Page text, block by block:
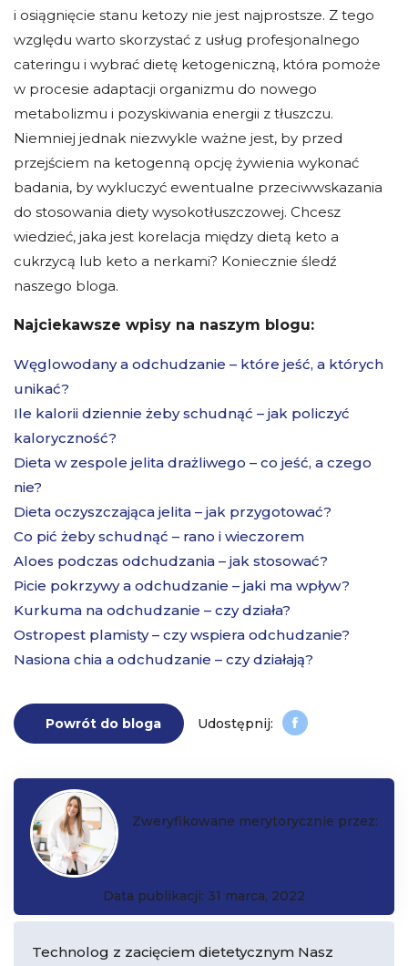
i osiągnięcie stanu ketozy nie jest najprostsze. Z tego
względu warto skorzystać z usług profesjonalnego
cateringu i wybrać dietę ketogeniczną, która pomoże
w procesie adaptacji organizmu do nowego
metabolizmu i pozyskiwania energii z tłuszczu.
Niemniej jednak niezwykle ważne jest, by przed
przejściem na ketogenną opcję żywienia wykonać
badania, by wykluczyć ewentualne przeciwwskazania
do stosowania diety wysokotłuszczowej. Chcesz
wiedzieć, jaka jest korelacja między dietą keto a
cukrzycą lub keto a nerkami? Koniecznie śledź
naszego bloga.
Najciekawsze wpisy na naszym blogu:
Węglowodany a odchudzanie – które jeść, a których
unikać?
Ile kalorii dziennie żeby schudnąć – jak policzyć
kaloryczność?
Dieta w zespole jelita drażliwego – co jeść, a czego
nie?
Dieta oczyszczająca jelita – jak przygotować?
Co pić żeby schudnąć – rano i wieczorem
Aloes podczas odchudzania – jak stosować?
Picie pokrzywy a odchudzanie – jaki ma wpływ?
Kurkuma na odchudzanie – czy działa?
Ostropest plamisty – czy wspiera odchudzanie?
Nasiona chia a odchudzanie – czy działają?
Powrót do bloga
Zweryfikowane merytorycznie przez:
Data publikacji: 31 marca, 2022
Technolog z zacięciem dietetycznym Nasz